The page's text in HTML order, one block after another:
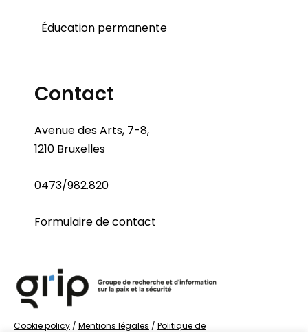
Éducation permanente
Contact
Avenue des Arts, 7-8,
1210 Bruxelles
0473/982.820
Formulaire de contact
Cookie policy / Mentions légales / Politique de